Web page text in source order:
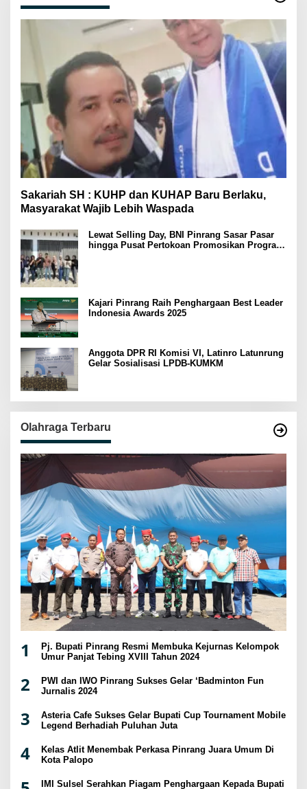
Sakariah SH : KUHP dan KUHAP Baru Berlaku,
Masyarakat Wajib Lebih Waspada
Lewat Selling Day, BNI Pinrang Sasar Pasar
hingga Pusat Pertokoan Promosikan Program
Kajari Pinrang Raih Penghargaan Best Leader
Indonesia Awards 2025
Anggota DPR RI Komisi VI, Latinro Latunrung
Gelar Sosialisasi LPDB-KUMKM
Olahraga Terbaru
1
Pj. Bupati Pinrang Resmi Membuka Kejurnas Kelompok
Umur Panjat Tebing XVIII Tahun 2024
2
PWI dan IWO Pinrang Sukses Gelar ‘Badminton Fun
Jurnalis 2024
3
Asteria Cafe Sukses Gelar Bupati Cup Tournament Mobile
Legend Berhadiah Puluhan Juta
4
Kelas Atlit Menembak Perkasa Pinrang Juara Umum Di
Kota Palopo
IMI Sulsel Serahkan Piagam Penghargaan Kepada Bupati